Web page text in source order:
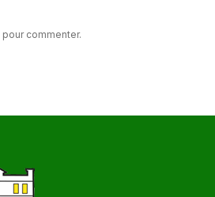
pour commenter.